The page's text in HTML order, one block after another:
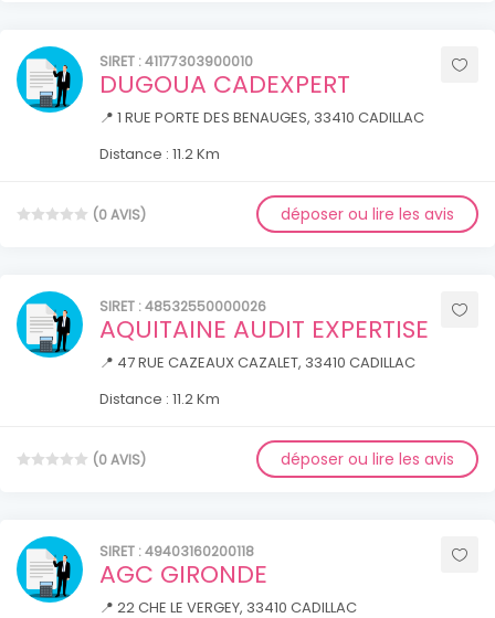
SIRET : 41177303900010
DUGOUA CADEXPERT
📍 1 RUE PORTE DES BENAUGES, 33410 CADILLAC
Distance : 11.2 Km
(0 AVIS) déposer ou lire les avis
SIRET : 48532550000026
AQUITAINE AUDIT EXPERTISE
📍 47 RUE CAZEAUX CAZALET, 33410 CADILLAC
Distance : 11.2 Km
(0 AVIS) déposer ou lire les avis
SIRET : 49403160200118
AGC GIRONDE
📍 22 CHE LE VERGEY, 33410 CADILLAC